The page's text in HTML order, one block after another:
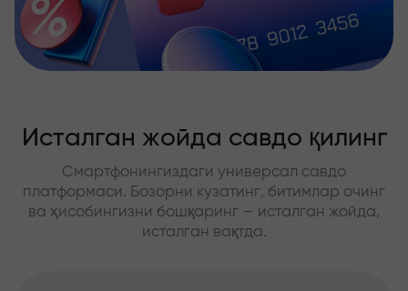
Исталган жойда савдо қилинг
Смартфонингиздаги универсал савдо
платформаси. Бозорни кузатинг, битимлар очинг
ва ҳисобингизни бошқаринг — исталган жойда,
исталган вақтда.